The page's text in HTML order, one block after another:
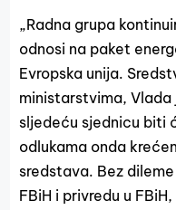
„Radna grupa
odnosi na paket
Evropska unija.
ministarstvima,
sljedeću sjednicu biti
odlukama onda
sredstava. Bez
FBiH i privredu u